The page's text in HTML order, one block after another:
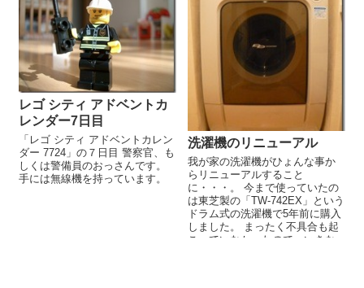
レゴ シティ アドベントカ
レンダー7日目
「レゴ シティ アドベントカレン
ダー 7724」の７日目 警察官、も
しくは警備員のおっさんです。
手には無線機を持っています。
洗濯機のリニューアル
我が家の洗濯機がひょんな事か
らリニューアルすること
に・・・。 今まで使っていたの
は東芝製の「TW-742EX」という
ドラム式の洗濯機で5年前に購入
しました。 まったく不具合も起
こっていなかったので、いきな